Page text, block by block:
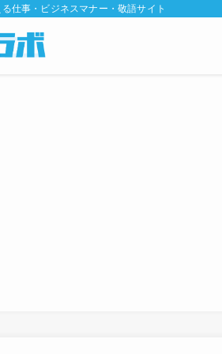
仕事・ビジネスマナー・敬語サイト